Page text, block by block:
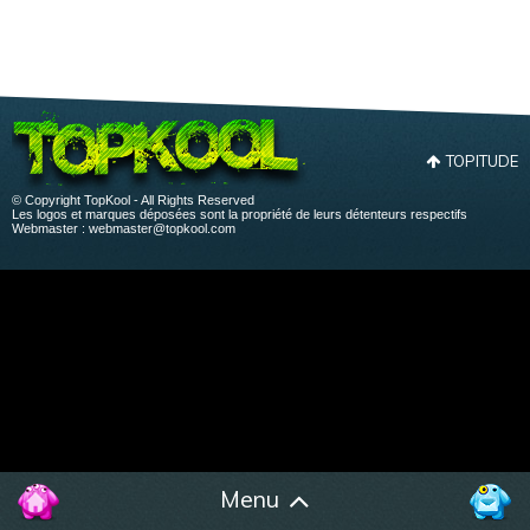
Menu
TOPITUDE
© Copyright TopKool - All Rights Reserved
Les logos et marques déposées sont la propriété de leurs détenteurs respectifs
Webmaster : webmaster@topkool.com